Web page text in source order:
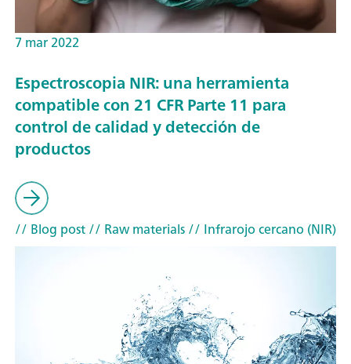
7 mar 2022
Espectroscopia NIR: una herramienta
compatible con 21 CFR Parte 11 para
control de calidad y detección de
productos
// Blog post// Raw materials// Infrarojo cercano (NIR)